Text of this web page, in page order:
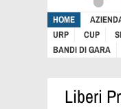
HOME
URP
CUP
BANDI DI GARA
Liberi